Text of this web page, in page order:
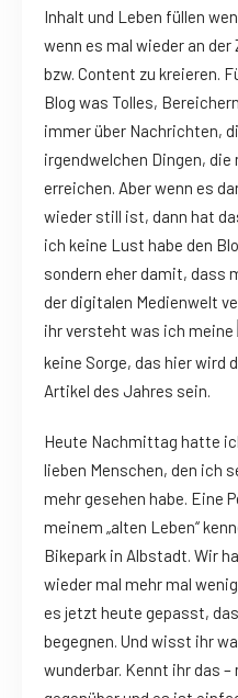
Inhalt und Leben füllen
wenn es mal wieder an
bzw. Content zu kreieren.
Blog was Tolles,
immer über Nachrichten,
irgendwelchen Dingen,
erreichen. Aber wenn es
wieder still ist, dann hat
ich keine Lust habe den
sondern eher damit, dass
der digitalen Medienwelt
ihr versteht was ich meine
keine Sorge, das hier wird
Artikel des Jahres sein.
Heute Nachmittag hatte
lieben Menschen, den ich
mehr gesehen habe. Eine
meinem „alten Leben“
Bikepark in Albstadt. Wir
wieder mal mehr mal
es jetzt heute gepasst,
begegnen. Und wisst ihr
wunderbar. Kennt ihr das